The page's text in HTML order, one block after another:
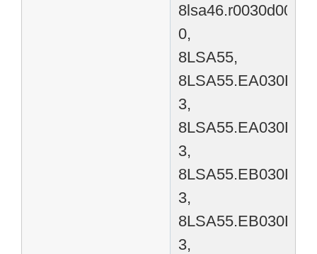
8lsa46.r0030d000-
0,
8LSA55,
3,
3,
3,
3,